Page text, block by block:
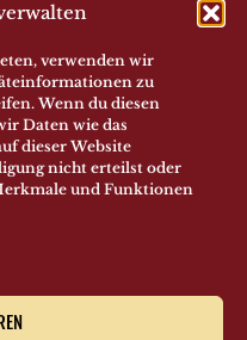
verwenden wir
zu
Wenn du diesen
Daten wie das
dieser Website
nicht erteilst oder
und Funktionen
IVIER
UNG
(EXTE
RN)
WERD